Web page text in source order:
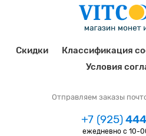
Скидки Классификация
Условия
Отправляем заказы
+7 (925)
ежедневно с 10-